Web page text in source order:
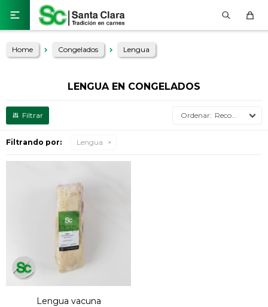

Home Congelados Lengua
LENGUA EN CONGELADOS
Recomendados
Filtrando por: Lengua
Lengua vacuna